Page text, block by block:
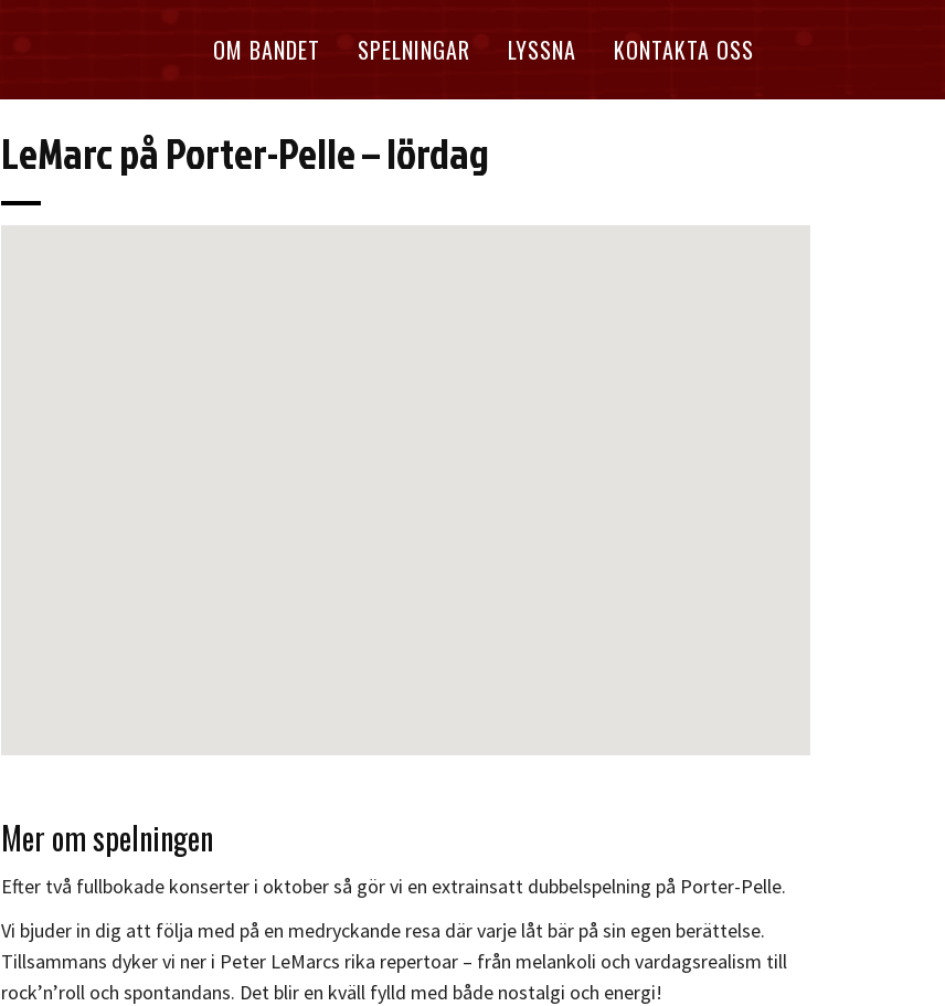
OM BANDET SPELNINGAR LYSSNA KONTAKTA OSS
LeMarc på Porter-Pelle – lördag
Mer om spelningen
Efter två fullbokade konserter i oktober så gör vi en extrainsatt dubbelspelning på Porter-Pelle.
Vi bjuder in dig att följa med på en medryckande resa där varje låt bär på sin egen berättelse.
Tillsammans dyker vi ner i Peter LeMarcs rika repertoar – från melankoli och vardagsrealism till
rock’n’roll och spontandans. Det blir en kväll fylld med både nostalgi och energi!